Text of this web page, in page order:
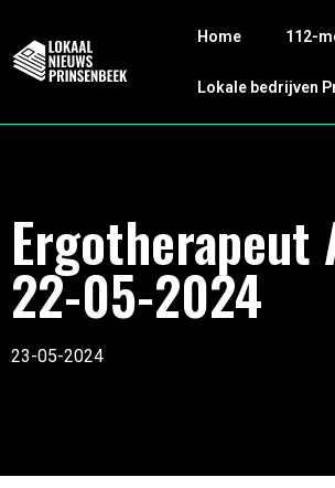
Home 112-
Lokale bedrijven
Ergotherapeut
22-05-2024
23-05-2024